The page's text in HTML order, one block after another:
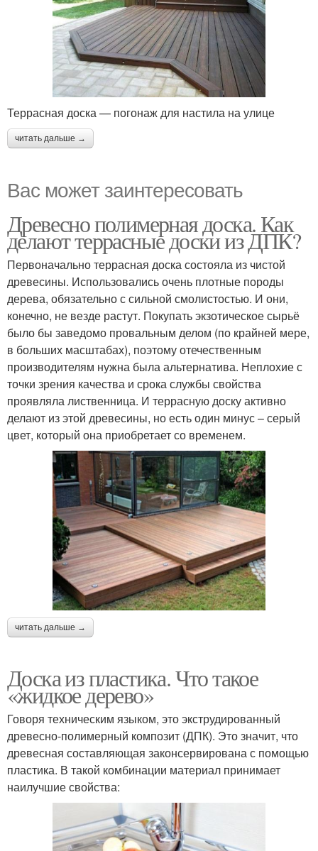
Террасная доска — погонаж для настила на улице
читать дальше →
Вас может заинтересовать
Древесно полимерная доска. Как
делают террасные доски из ДПК?
Первоначально террасная доска состояла из чистой
древесины. Использовались очень плотные породы
дерева, обязательно с сильной смолистостью. И они,
конечно, не везде растут. Покупать экзотическое сырьё
было бы заведомо провальным делом (по крайней мере,
в больших масштабах), поэтому отечественным
производителям нужна была альтернатива. Неплохие с
точки зрения качества и срока службы свойства
проявляла лиственница. И террасную доску активно
делают из этой древесины, но есть один минус – серый
цвет, который она приобретает со временем.
читать дальше →
Доска из пластика. Что такое
«жидкое дерево»
Говоря техническим языком, это экструдированный
древесно-полимерный композит (ДПК). Это значит, что
древесная составляющая законсервирована с помощью
пластика. В такой комбинации материал принимает
наилучшие свойства: